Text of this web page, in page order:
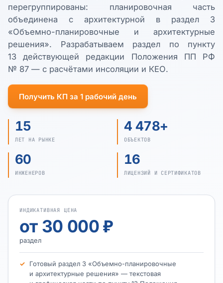
перегруппированы: планировочная часть
объединена с архитектурной в раздел 3
«Объемно-планировочные и архитектурные
решения». Разрабатываем раздел по пункту
13 действующей редакции Положения ПП РФ
№ 87 — с расчётами инсоляции и КЕО.
Получить КП за 1 рабочий день
15
ЛЕТ НА РЫНКЕ
4 478+
ОБЪЕКТОВ
60
ИНЖЕНЕРОВ
16
ЛИЦЕНЗИЙ И СЕРТИФИКАТОВ
ИНДИКАТИВНАЯ ЦЕНА
от 30 000 ₽
раздел
Готовый раздел 3 «Объемно-планировочные
и архитектурные решения» — текстовая